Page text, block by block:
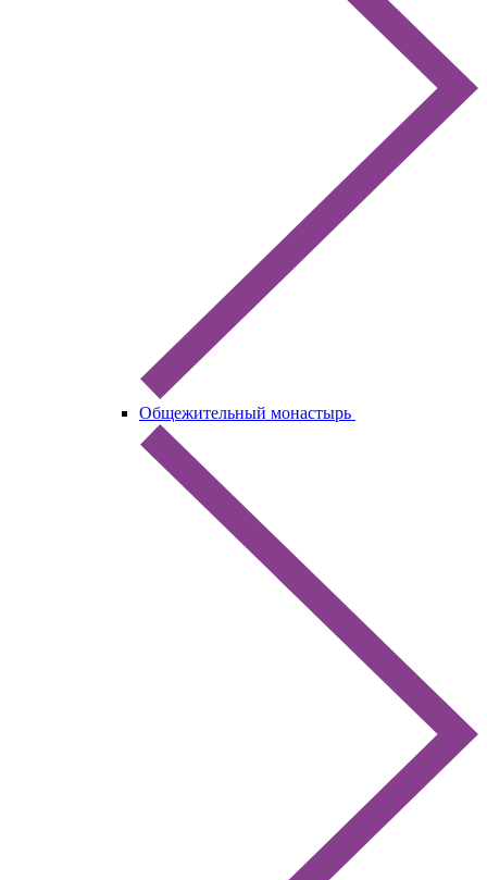
Общежительный монастырь